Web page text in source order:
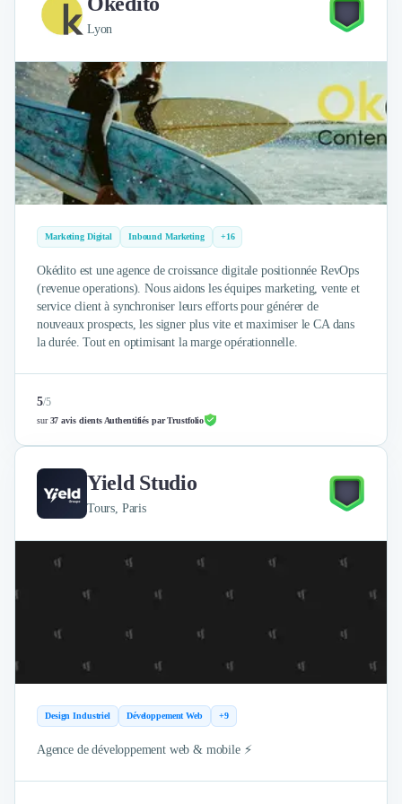
Réalité Virtuelle (VR)
Déménagement
Impression
Logistique
Traduction
Traiteur & Restauration
Conception & Aménagement de Bureaux
Sourcing et Imports
Développement à l'international
Réhabilitation et maintenance
Gestion Immobilière
Logiciel PropTech
Nettoyage & Ménage
Espaces de Coworking
Lyon
Marketing Digital Inbound Marketing +16
Okédito est une agence de croissance digitale positionnée RevOps
(revenue operations). Nous aidons les équipes marketing, vente et
service client à synchroniser leurs efforts pour générer de
nouveaux prospects, les signer plus vite et maximiser le CA dans
la durée. Tout en optimisant la marge opérationnelle.
5/5
sur37 avis clients Authentifiés par Trustfolio
Yield Studio
Tours, Paris
Design Industriel Développement Web +9
Agence de développement web & mobile ⚡️